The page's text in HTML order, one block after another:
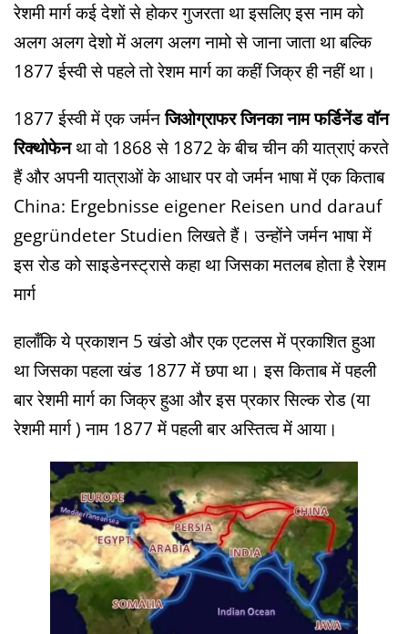
रेशमी मार्ग कई देशों से होकर गुजरता था इसलिए इस नाम को
अलग अलग देशो में अलग अलग नामो से जाना जाता था बल्कि
1877 ईस्वी से पहले तो रेशम मार्ग का कहीं जिक्र ही नहीं था।
1877 ईस्वी में एक जर्मनजिओग्राफर जिनका नाम फर्डिनेंड वॉन
रिक्थोफेनथा वो 1868 से 1872 के बीच चीन की यात्राएं करते
हैं और अपनी यात्राओं के आधार पर वो जर्मन भाषा में एक किताब
China: Ergebnisse eigener Reisen und darauf
gegründeter Studien लिखते हैं। उन्होंने जर्मन भाषा में
इस रोड को साइडेनस्ट्रासे कहा था जिसका मतलब होता है रेशम
मार्ग
हालाँकि ये प्रकाशन 5 खंडो और एक एटलस में प्रकाशित हुआ
था जिसका पहला खंड 1877 में छपा था। इस किताब में पहली
बार रेशमी मार्ग का जिक्र हुआ और इस प्रकार सिल्क रोड (या
रेशमी मार्ग ) नाम 1877 में पहली बार अस्तित्व में आया।